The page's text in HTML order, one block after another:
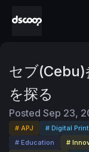
セブ(Cebu)
を探る
Posted Sep 23,
# APJ # Digital
# Education
#